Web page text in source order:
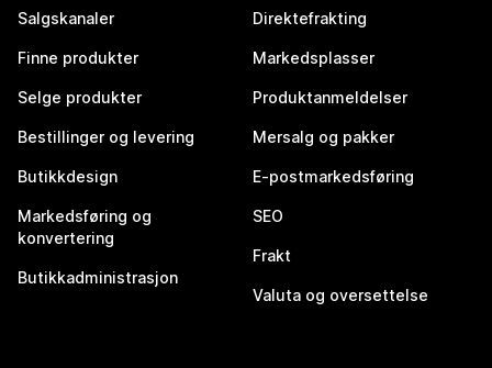
Salgskanaler
Finne produkter
Selge produkter
Bestillinger og levering
Butikkdesign
Markedsføring og
konvertering
Butikkadministrasjon
Direktefrakting
Markedsplasser
Produktanmeldelser
Mersalg og pakker
E-postmarkedsføring
SEO
Frakt
Valuta og oversettelse